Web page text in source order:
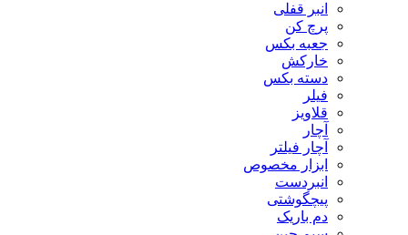
انبر قفلی
پرچ کن
جعبه بکس
خارکش
دسته بکس
فیلر
قلاویز
آچار
آچار فیلتر
ابزار مخصوص
انبردست
پیچگوشتی
دم باریک